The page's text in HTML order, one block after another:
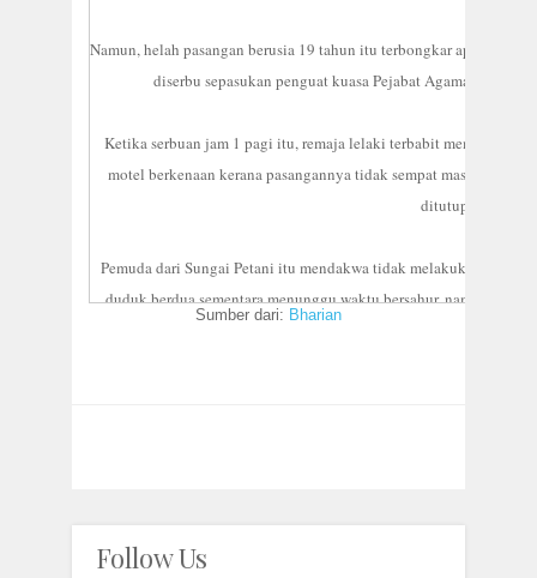
Namun, helah pasangan berusia 19 tahun itu terbongkar apabila
diserbu sepasukan penguat kuasa Pejabat Agama Daerah
Ketika serbuan jam 1 pagi itu, remaja lelaki terbabit memberikan
motel berkenaan kerana pasangannya tidak sempat masuk ke
ditutup.
Pemuda dari Sungai Petani itu mendakwa tidak melakukan apa-
duduk berdua sementara menunggu waktu bersahur, namun
Sumber dari: Bharian
Follow Us